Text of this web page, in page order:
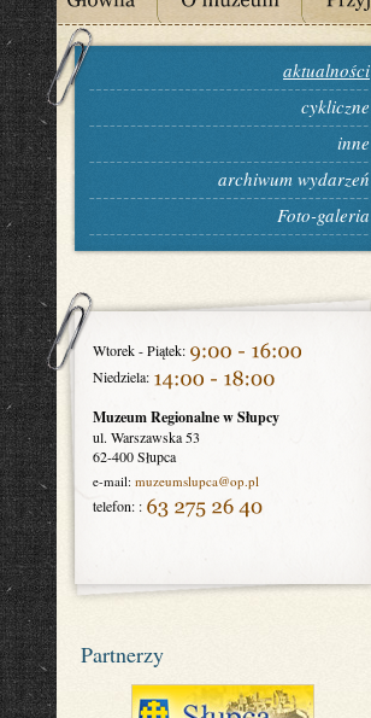
aktualności
cykliczne
inne
archiwum wydarzeń
Foto-galeria
Wtorek - Piątek:
Niedziela:
Muzeum Regionalne w Słupcy
ul. Warszawska 53
62-400 Słupca
e-mail: muzeumslupca@op.pl
telefon: :
Partnerzy